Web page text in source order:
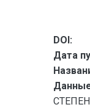
DOI:
Дата